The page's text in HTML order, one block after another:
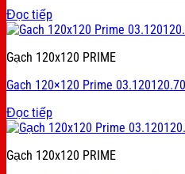
Đọc tiếp
Gạch 120x120 PRIME
Gach 120×120 Prime
Đọc tiếp
Gạch 120x120 PRIME